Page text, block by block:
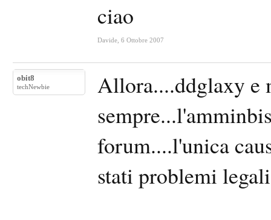
ciao
Davide 6 Ottobre 2007
obit8
techNewbie
Allora....ddglaxy e
forum....l'unica
stati problemi